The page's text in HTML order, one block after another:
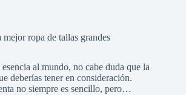
ropa de tallas grandes
al mundo, no cabe duda que la
deberías tener en consideración.
no siempre es sencillo, pero…